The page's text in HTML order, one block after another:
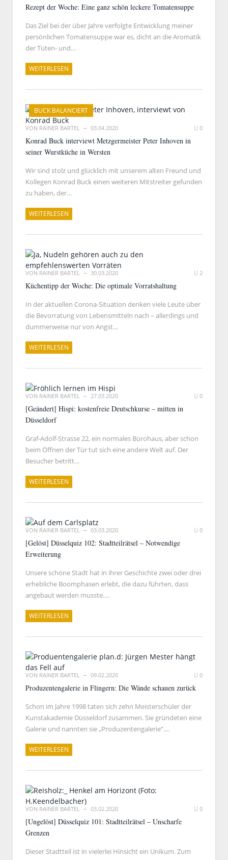
Rezept der Woche: Eine ganz schön leckere Tomatensuppe
Das Ziel bei der über Jahre verfolgte Entwicklung meiner
persönlichen Tomatensuppe war es, dicht an die Aromatik
der Tüten- und…
WEITERLESEN
BUCK BALANCIERT
VON RAINER BARTEL 03.04.2020 0
Konrad Buck interviewt Metzgermeister Peter Inhoven in
seiner Wurstküche in Wersten
Wir sind stolz und glücklich mit unserem alten Freund und
Kollegen Konrad Buck einen weiteren Mitstreiter gefunden
zu haben, der…
WEITERLESEN
VON RAINER BARTEL 30.03.2020 2
Küchentipp der Woche: Die optimale Vorratshaltung
In der aktuellen Corona-Situation denken viele Leute über
die Bevorratung von Lebensmitteln nach – allerdings und
dummerweise nur von Angst…
WEITERLESEN
VON RAINER BARTEL 27.03.2020 0
[Geändert] Hispi: kostenfreie Deutschkurse – mitten in
Düsseldorf
Graf-Adolf-Strasse 22, ein normales Bürohaus, aber schon
beim Öffnen der Tür tut sich eine andere Welt auf. Der
Besucher betritt…
WEITERLESEN
VON RAINER BARTEL 03.03.2020 0
[Gelöst] Düsselquiz 102: Stadtteilrätsel – Notwendige
Erweiterung
Unsere schöne Stadt hat in ihrer Geschichte zwei oder drei
erhebliche Boomphasen erlebt, die dazu führten, dass
angebaut werden musste.…
WEITERLESEN
VON RAINER BARTEL 09.02.2020 0
Produzentengalerie in Flingern: Die Wände schauen zurück
Schon im Jahre 1998 taten sich zehn Meisterschüler der
Kunstakademie Düsseldorf zusammen. Sie gründeten eine
Galerie und nannten sie „Produzentengalerie“.…
WEITERLESEN
VON RAINER BARTEL 03.02.2020 0
[Ungelöst] Düsselquiz 101: Stadtteilrätsel – Unscharfe
Grenzen
Dieser Stadtteil ist in vielerlei Hinsicht ein Unikum. Zum